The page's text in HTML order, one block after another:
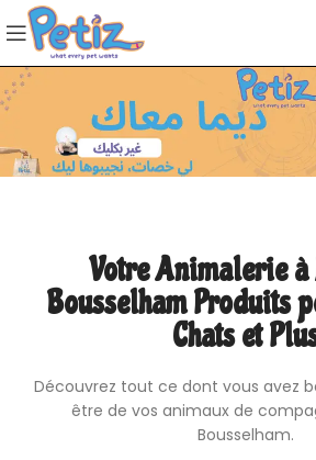
Votre Animalerie
Bousselham Produits
Chats et
Découvrez tout ce dont vous avez
être de vos animaux de
Bousselham.